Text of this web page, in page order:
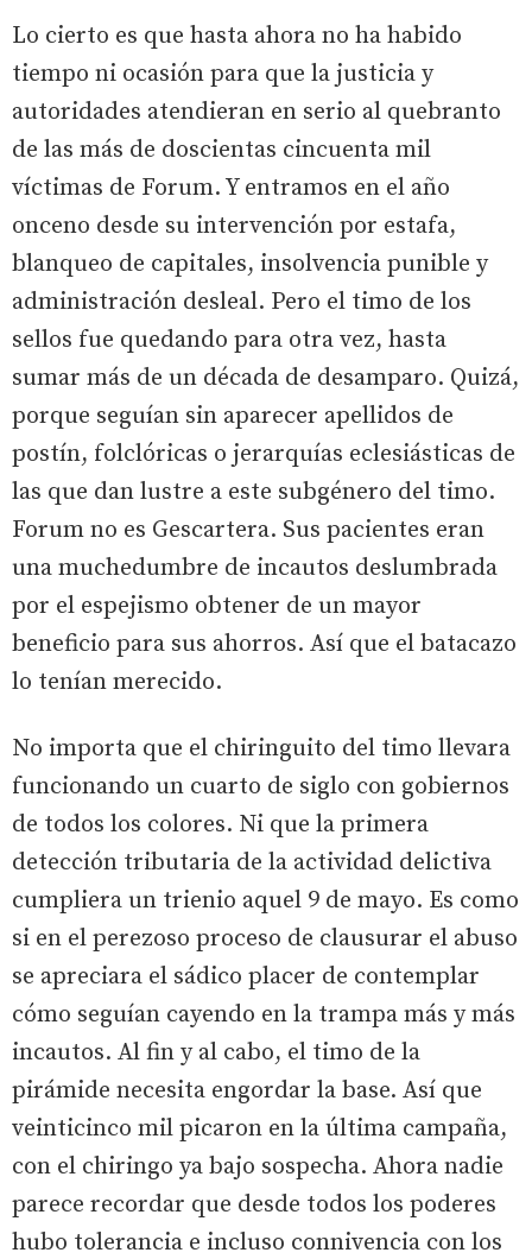
Lo cierto es que hasta ahora no ha habido
tiempo ni ocasión para que la justicia y
autoridades atendieran en serio al quebranto
de las más de doscientas cincuenta mil
víctimas de Forum. Y entramos en el año
onceno desde su intervención por estafa,
blanqueo de capitales, insolvencia punible y
administración desleal. Pero el timo de los
sellos fue quedando para otra vez, hasta
sumar más de un década de desamparo. Quizá,
porque seguían sin aparecer apellidos de
postín, folclóricas o jerarquías eclesiásticas de
las que dan lustre a este subgénero del timo.
Forum no es Gescartera. Sus pacientes eran
una muchedumbre de incautos deslumbrada
por el espejismo obtener de un mayor
beneficio para sus ahorros. Así que el batacazo
lo tenían merecido.
No importa que el chiringuito del timo llevara
funcionando un cuarto de siglo con gobiernos
de todos los colores. Ni que la primera
detección tributaria de la actividad delictiva
cumpliera un trienio aquel 9 de mayo. Es como
si en el perezoso proceso de clausurar el abuso
se apreciara el sádico placer de contemplar
cómo seguían cayendo en la trampa más y más
incautos. Al fin y al cabo, el timo de la
pirámide necesita engordar la base. Así que
veinticinco mil picaron en la última campaña,
con el chiringo ya bajo sospecha. Ahora nadie
parece recordar que desde todos los poderes
hubo tolerancia e incluso connivencia con los